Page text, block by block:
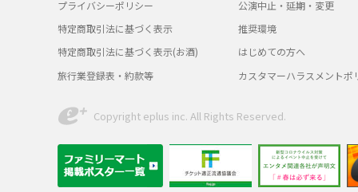
プライバシーポリシー
特定商取引法に基づく表示
特定商取引法に基づく表示(お酒)
旅行業登録表・約款等
公演中止・延期・変更
推奨環境
はじめての方へ
カスタマーハラスメントポ
Copyright eplus inc. All Rights Reserved.